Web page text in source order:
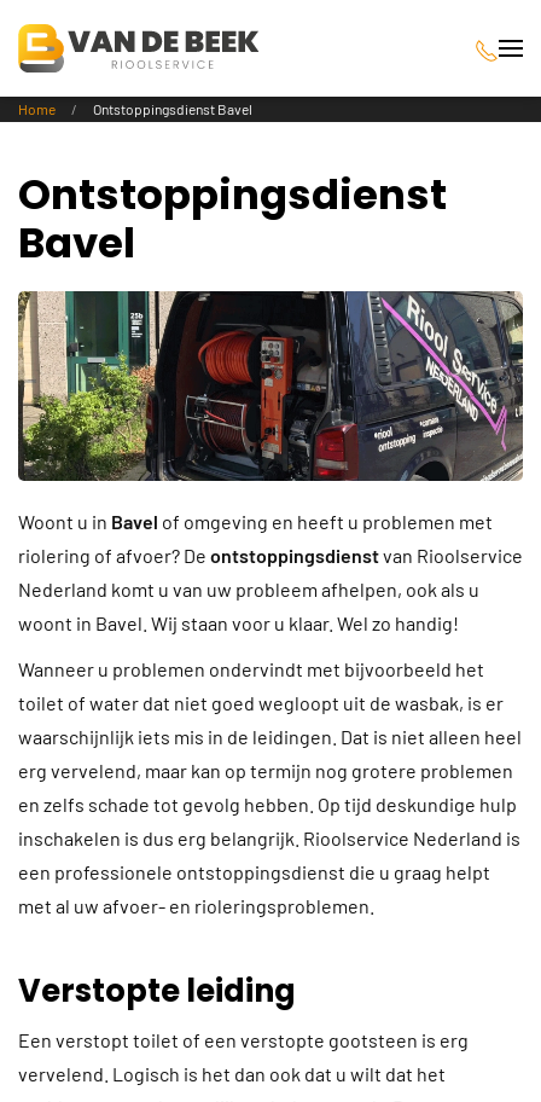
Terug naar hoofdinhoud
Home Ontstoppingsdienst Bavel
Ontstoppingsdienst
Bavel
Woont u in Bavel of omgeving en heeft u problemen met
riolering of afvoer? De ontstoppingsdienstvan Rioolservice
Nederland komt u van uw probleem afhelpen, ook als u
woont in Bavel. Wij staan voor u klaar. Wel zo handig!
Wanneer u problemen ondervindt met bijvoorbeeld het
toilet of water dat niet goed wegloopt uit de wasbak, is er
waarschijnlijk iets mis in de leidingen. Dat is niet alleen heel
erg vervelend, maar kan op termijn nog grotere problemen
en zelfs schade tot gevolg hebben. Op tijd deskundige hulp
inschakelen is dus erg belangrijk. Rioolservice Nederland is
een professionele ontstoppingsdienst die u graag helpt
met al uw afvoer- en rioleringsproblemen.
Verstopte leiding
Een verstopt toilet of een verstopte gootsteen is erg
vervelend. Logisch is het dan ook dat u wilt dat het